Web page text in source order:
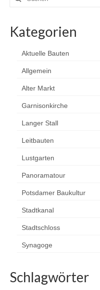
nach:
Kategorien
Aktuelle Bauten
Allgemein
Alter Markt
Garnisonkirche
Langer Stall
Leitbauten
Lustgarten
Panoramatour
Potsdamer Baukultur
Stadtkanal
Stadtschloss
Synagoge
Schlagwörter